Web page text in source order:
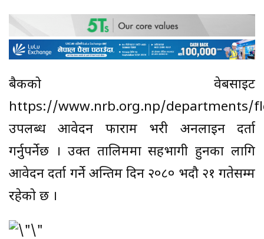
बैकको वेबसाइट
https://www.nrb.org.np/departments/
उपलब्ध आवेदन फाराम भरी अनलाइन दर्ता
गर्नुपर्नेछ । उक्त तालिममा सहभागी हुनका लागि
आवेदन दर्ता गर्ने अन्तिम दिन २०८० भदौ २१ गतेसम्म
रहेको छ ।